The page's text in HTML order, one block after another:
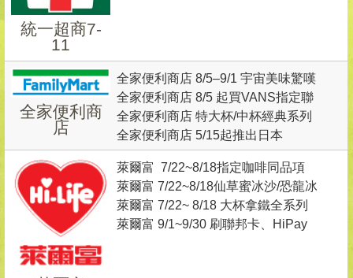
統一超商7-
11
全家便利商
店
全家便利商店 8/5–9/1 宇宙美味驚嘆
號集章趣
全家便利商店 8/5 起買VANS指定聯
名商品+9元送吊飾
全家便利商店 特大杯/中杯經典系列
咖啡享MLB聯名杯身、經典/特濃咖
啡 任選第二杯7折
全家便利商店 5/15起推出日本
萊爾富 7/22~8/18指定咖啡同品項
買1送1
萊爾富 7/22~8/18仙草蜜冰沙/恐龍冰
沙 特價59元 任2杯99元
萊爾富 7/22~ 8/18 大杯拿鐵全系列
同價位第2杯5元
萊爾富 9/1~9/30 刷聯邦卡、HiPay